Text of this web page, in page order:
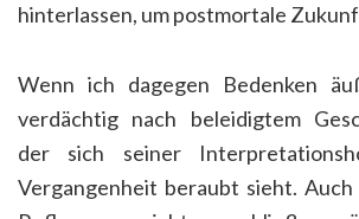
hinterlassen, um postmortale
Wenn ich dagegen Bedenken
verdächtig nach beleidigtem
der sich seiner
Vergangenheit beraubt sieht.